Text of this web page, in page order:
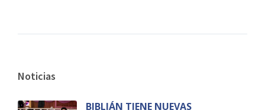
Noticias
BIBLIÁN TIENE NUEVAS